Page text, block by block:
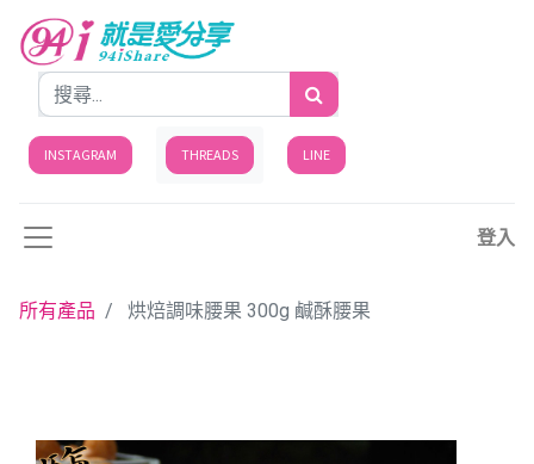
登入
INSTAGRAM THREADS LINE
所有產品 烘焙調味腰果 300g 鹹酥腰果